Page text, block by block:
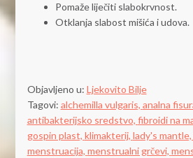
Pomaže liječiti slabokrvnost.
Otklanja slabost mišića i udova.
Objavljeno u: Ljekovito Bilje
Tagovi: alchemilla vulgaris, analna
antibakterijsko sredstvo, fibroidi na
gospin plast, klimakterij, lady's mantle,
menstruacija, menstrualni grčevi,